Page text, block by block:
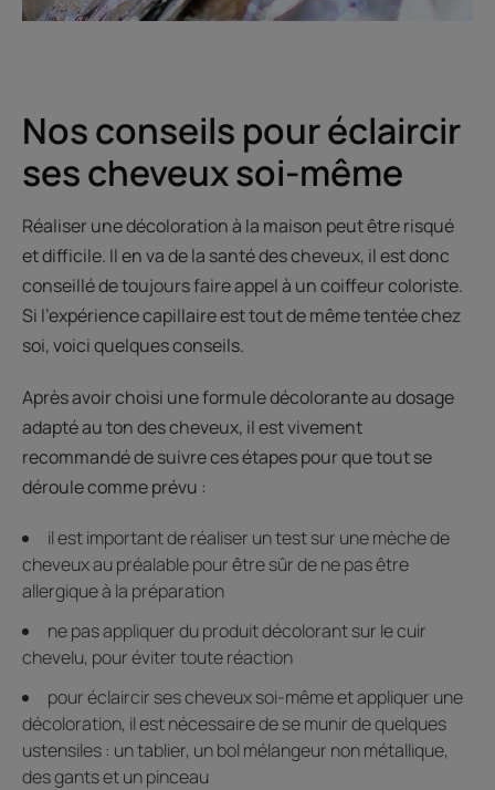
Nos conseils pour éclaircir
ses cheveux soi-même
Réaliser une décoloration à la maison peut être risqué
et difficile. Il en va de la santé des cheveux, il est donc
conseillé de toujours faire appel à un coiffeur coloriste.
Si l’expérience capillaire est tout de même tentée chez
soi, voici quelques conseils.
Après avoir choisi une formule décolorante au dosage
adapté au ton des cheveux, il est vivement
recommandé de suivre ces étapes pour que tout se
déroule comme prévu :
il est important de réaliser un test sur une mèche de
cheveux au préalable pour être sûr de ne pas être
allergique à la préparation
ne pas appliquer du produit décolorant sur le cuir
chevelu, pour éviter toute réaction
pour éclaircir ses cheveux soi-même et appliquer une
décoloration, il est nécessaire de se munir de quelques
ustensiles : un tablier, un bol mélangeur non métallique,
des gants et un pinceau